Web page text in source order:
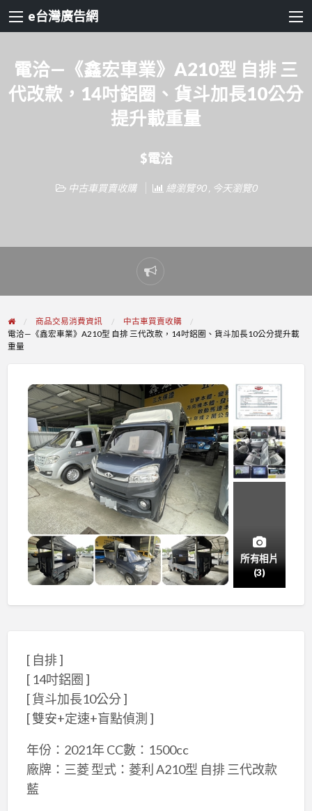
e台灣廣告網
電洽—《鑫宏車業》A210型 自排 三
代改款，14吋鋁圈、貨斗加長10公分
提升載重量
$電洽
中古車買賣收購 總瀏覽90 , 今天瀏覽0
Report
problem
商品交易消費資訊
中古車買賣收購
電洽—《鑫宏車業》A210型 自排 三代改款，14吋鋁圈、貨斗加長10公分提升載
重量
所有相片
(3)
[ 自排 ]
[ 14吋鋁圈 ]
[ 貨斗加長10公分 ]
[ 雙安+定速+盲點偵測 ]
年份：2021年 CC數：1500cc
廠牌：三菱 型式：菱利 A210型 自排 三代改款
藍